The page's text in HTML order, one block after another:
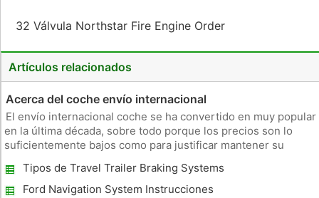
32 Válvula Northstar Fire Engine Order
Artículos relacionados
Acerca del coche envío internacional
El envío internacional coche se ha convertido en muy popular
en la última década, sobre todo porque los precios son lo
suficientemente bajos como para justificar mantener su
práctica es muy popular entre los propietarios de vehículos
de uno-
Tipos de Travel Trailer Braking Systems
Ford Navigation System Instrucciones